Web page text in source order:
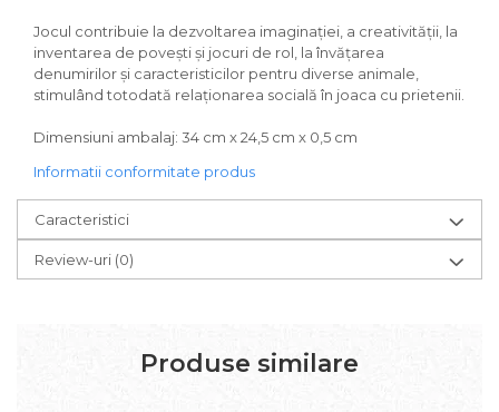
Jocul contribuie la dezvoltarea imaginației, a creativității, la
inventarea de povești și jocuri de rol, la învățarea
denumirilor și caracteristicilor pentru diverse animale,
stimulând totodată relaționarea socială în joaca cu prietenii.
Dimensiuni ambalaj: 34 cm x 24,5 cm x 0,5 cm
Informatii conformitate produs
Caracteristici
Review-uri (0)
Produse similare